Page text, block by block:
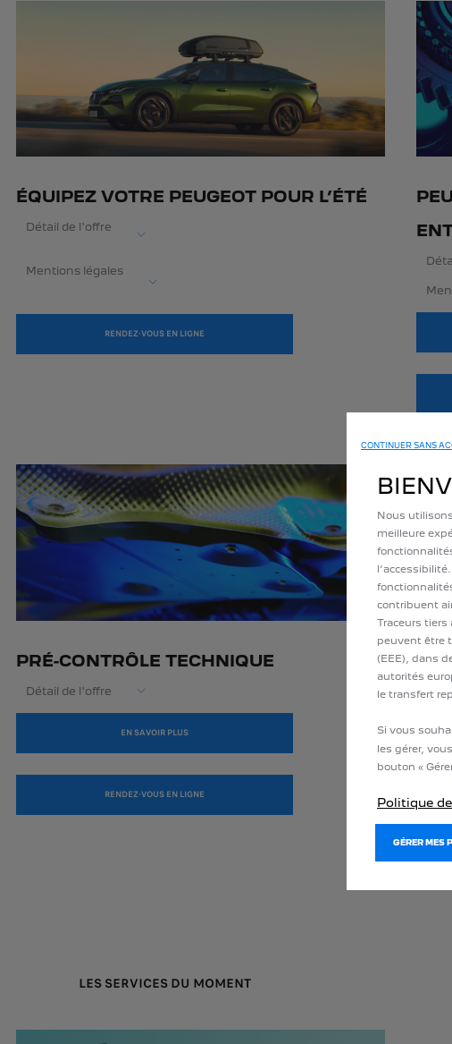
ÉQUIPEZ VOTRE PEUGEOT POUR L’ÉTÉ
Détail de l'offre
Mentions légales
RENDEZ-VOUS EN LIGNE
PRÉ-CONTRÔLE TECHNIQUE
Détail de l'offre
EN SAVOIR PLUS
RENDEZ-VOUS EN LIGNE
LES SERVICES DU MOMENT
CONTINUER SANS
Nous
meilleure
contribuent
Traceurs
peuvent être
(EEE), dans
autorités
le transfert
Si vous
les gérer,
bouton «
Politique
GÉRER